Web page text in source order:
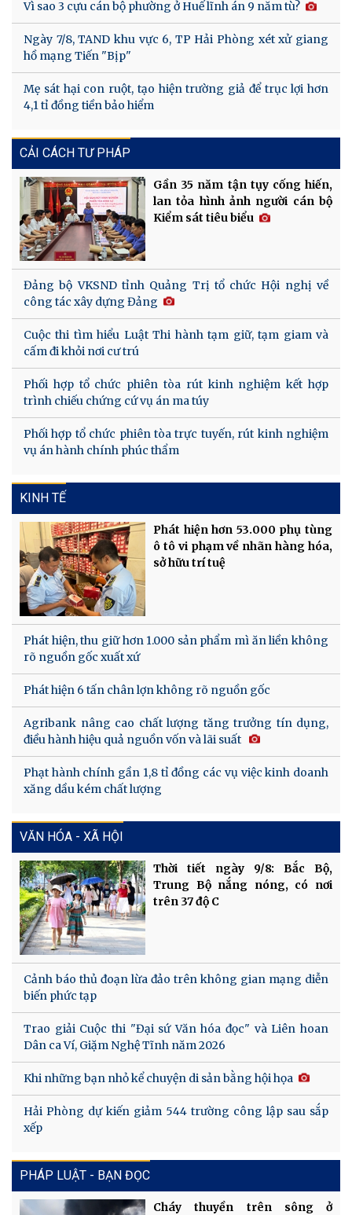
Vì sao 3 cựu cán bộ phường ở Huế lĩnh án 9 năm tù?
Ngày 7/8, TAND khu vực 6, TP Hải Phòng xét xử giang
hồ mạng Tiến "Bịp"
Mẹ sát hại con ruột, tạo hiện trường giả để trục lợi hơn
4,1 tỉ đồng tiền bảo hiểm
CẢI CÁCH TƯ PHÁP
Gần 35 năm tận tụy cống hiến,
lan tỏa hình ảnh người cán bộ
Kiểm sát tiêu biểu
Đảng bộ VKSND tỉnh Quảng Trị tổ chức Hội nghị về
công tác xây dựng Đảng
Cuộc thi tìm hiểu Luật Thi hành tạm giữ, tạm giam và
cấm đi khỏi nơi cư trú
Phối hợp tổ chức phiên tòa rút kinh nghiệm kết hợp
trình chiếu chứng cứ vụ án ma túy
Phối hợp tổ chức phiên tòa trực tuyến, rút kinh nghiệm
vụ án hành chính phúc thẩm
KINH TẾ
Phát hiện hơn 53.000 phụ tùng
ô tô vi phạm về nhãn hàng hóa,
sở hữu trí tuệ
Phát hiện, thu giữ hơn 1.000 sản phẩm mì ăn liền không
rõ nguồn gốc xuất xứ
Phát hiện 6 tấn chân lợn không rõ nguồn gốc
Agribank nâng cao chất lượng tăng trưởng tín dụng,
điều hành hiệu quả nguồn vốn và lãi suất
Phạt hành chính gần 1,8 tỉ đồng các vụ việc kinh doanh
xăng dầu kém chất lượng
VĂN HÓA - XÃ HỘI
Thời tiết ngày 9/8: Bắc Bộ,
Trung Bộ nắng nóng, có nơi
trên 37 độ C
Cảnh báo thủ đoạn lừa đảo trên không gian mạng diễn
biến phức tạp
Trao giải Cuộc thi "Đại sứ Văn hóa đọc" và Liên hoan
Dân ca Ví, Giặm Nghệ Tĩnh năm 2026
Khi những bạn nhỏ kể chuyện di sản bằng hội họa
Hải Phòng dự kiến giảm 544 trường công lập sau sắp
xếp
PHÁP LUẬT - BẠN ĐỌC
Cháy thuyền trên sông ở